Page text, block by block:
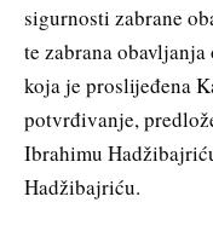
sigurnosti zabrane
te zabrana
koja je proslijeđena
potvrđivanje,
Ibrahimu
Hadžibajriću.